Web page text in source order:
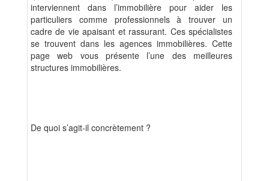
interviennent dans l’immobilière pour aider les
particuliers comme professionnels à trouver un
cadre de vie apaisant et rassurant. Ces spécialistes
se trouvent dans les agences immobilières. Cette
page web vous présente l’une des meilleures
structures immobilières.
De quoi s’agit-il concrètement ?